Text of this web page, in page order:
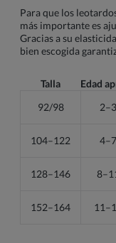
Para que los
más importante es
Gracias a su
bien escogida
Talla Edad
92/98
104–122
128–146
152–164